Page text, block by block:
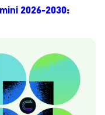
2026-2030: